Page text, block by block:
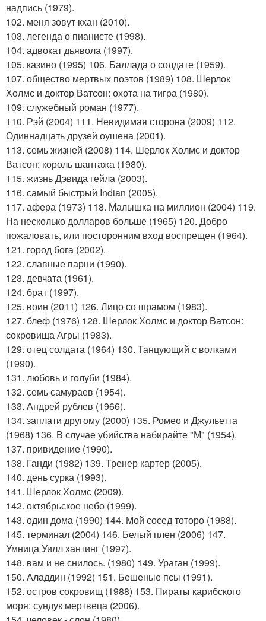
надпись (1979).
102. меня зовут кхан (2010).
103. легенда о пианисте (1998).
104. адвокат дьявола (1997).
105. казино (1995) 106. Баллада о солдате (1959).
107. общество мертвых поэтов (1989) 108. Шерлок
Холмс и доктор Ватсон: охота на тигра (1980).
109. служебный роман (1977).
110. Рэй (2004) 111. Невидимая сторона (2009) 112.
Одиннадцать друзей оушена (2001).
113. семь жизней (2008) 114. Шерлок Холмс и доктор
Ватсон: король шантажа (1980).
115. жизнь Дэвида гейла (2003).
116. самый быстрый Indian (2005).
117. афера (1973) 118. Малышка на миллион (2004) 119.
На несколько долларов больше (1965) 120. Добро
пожаловать, или посторонним вход воспрещен (1964).
121. город бога (2002).
122. славные парни (1990).
123. девчата (1961).
124. брат (1997).
125. воин (2011) 126. Лицо со шрамом (1983).
127. блеф (1976) 128. Шерлок Холмс и доктор Ватсон:
сокровища Агры (1983).
129. отец солдата (1964) 130. Танцующий с волками
(1990).
131. любовь и голуби (1984).
132. семь самураев (1954).
133. Андрей рублев (1966).
134. заплати другому (2000) 135. Ромео и Джульетта
(1968) 136. В случае убийства набирайте "М" (1954).
137. привидение (1990).
138. Ганди (1982) 139. Тренер картер (2005).
140. день сурка (1993).
141. Шерлок Холмс (2009).
142. октябрьское небо (1999).
143. один дома (1990) 144. Мой сосед тоторо (1988).
145. терминал (2004) 146. Белый плен (2006) 147.
Умница Уилл хантинг (1997).
148. вам и не снилось. (1980) 149. Ураган (1999).
150. Аладдин (1992) 151. Бешеные псы (1991).
152. остров сокровищ (1988) 153. Пираты карибского
моря: сундук мертвеца (2006).